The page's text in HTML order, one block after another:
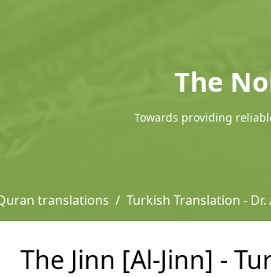
The
Towards providing
translations Turkish Translation -
The Jinn [Al-Jinn] -